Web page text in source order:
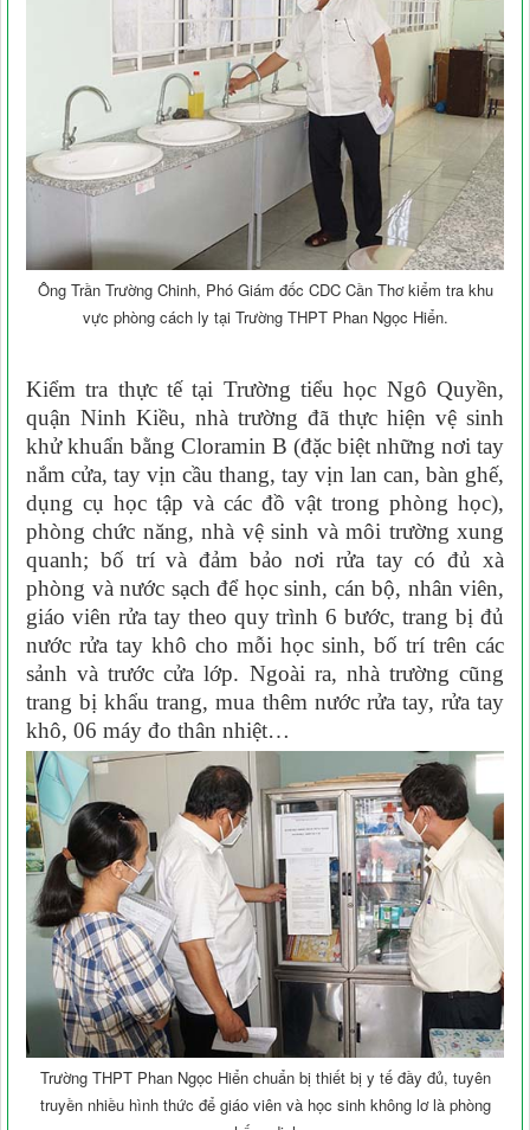
Ông Trần Trường Chinh, Phó Giám đốc CDC Cần Thơ kiểm tra khu
vực phòng cách ly tại Trường THPT Phan Ngọc Hiển.
Kiểm tra thực tế tại Trường tiểu học Ngô Quyền,
quận Ninh Kiều, nhà trường đã thực hiện vệ sinh
khử khuẩn bằng Cloramin B (đặc biệt những nơi tay
nắm cửa, tay vịn cầu thang, tay vịn lan can, bàn ghế,
dụng cụ học tập và các đồ vật trong phòng học),
phòng chức năng, nhà vệ sinh và môi trường xung
quanh; bố trí và đảm bảo nơi rửa tay có đủ xà
phòng và nước sạch để học sinh, cán bộ, nhân viên,
giáo viên rửa tay theo quy trình 6 bước, trang bị đủ
nước rửa tay khô cho mỗi học sinh, bố trí trên các
sảnh và trước cửa lớp. Ngoài ra, nhà trường cũng
trang bị khẩu trang, mua thêm nước rửa tay, rửa tay
khô, 06 máy đo thân nhiệt…
Trường THPT Phan Ngọc Hiển chuẩn bị thiết bị y tế đầy đủ, tuyên
truyền nhiều hình thức để giáo viên và học sinh không lơ là phòng